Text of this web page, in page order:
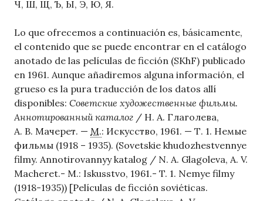
Ч, Ш, Щ, Ъ, Ы, Э, Ю, Я.
Lo que ofrecemos a continuación es, básicamente,
el contenido que se puede encontrar en el catálogo
anotado de las películas de ficción (SKhF) publicado
en 1961. Aunque añadiremos alguna información, el
grueso es la pura traducción de los datos allí
disponibles: Советские художественные фильмы.
Аннотированный каталог / Н. А. Глаголева,
А. В. Мачерет. — М.: Искусство, 1961. — Т. 1. Немые
фильмы (1918 – 1935). (Sovetskie khudozhestvennye
filmy. Annotirovannyy katalog / N. A. Glagoleva, A. V.
Macheret.- M.: Iskusstvo, 1961.- T. 1. Nemye filmy
(1918-1935)) [Películas de ficción soviéticas.